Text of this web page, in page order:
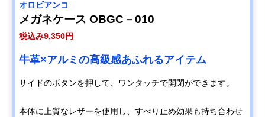
オロビアンコ
メガネケース OBGC－010
税込み9,350円
牛革×アルミの高級感あふれるアイテム
サイドのボタンを押して、ワンタッチで開閉ができます。
本体に上質なレザーを使用し、すべり止め効果も持ち合わせ